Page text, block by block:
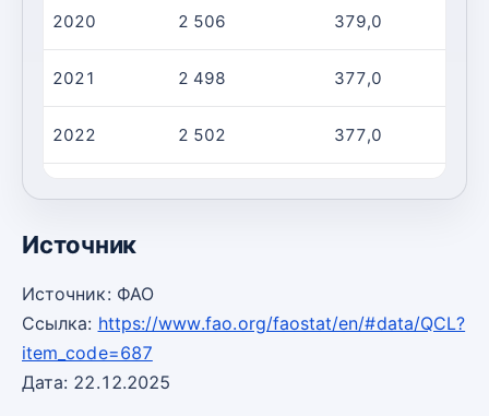
2020 2 506 379,0
2021 2 498 377,0
2022 2 502 377,0
Источник
Источник: ФАО
Ссылка: https://www.fao.org/faostat/en/#data/QCL?
item_code=687
Дата: 22.12.2025